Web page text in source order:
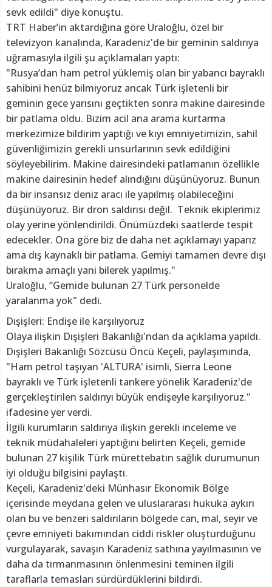
sevk edildi" diye konuştu.
TRT Haber’in aktardığına göre Uraloğlu, özel bir
televizyon kanalında, Karadeniz'de bir geminin saldırıya
uğramasıyla ilgili şu açıklamaları yaptı:
"Rusya’dan ham petrol yüklemiş olan bir yabancı bayraklı
sahibini henüz bilmiyoruz ancak Türk işletenli bir
geminin gece yarısını geçtikten sonra makine dairesinde
bir patlama oldu. Bizim acil ana arama kurtarma
merkezimize bildirim yaptığı ve kıyı emniyetimizin, sahil
güvenliğimizin gerekli unsurlarının sevk edildiğini
söyleyebilirim. Makine dairesindeki patlamanın özellikle
makine dairesinin hedef alındığını düşünüyoruz. Bunun
da bir insansız deniz aracı ile yapılmış olabileceğini
düşünüyoruz. Bir dron saldırısı değil. Teknik ekiplerimiz
olay yerine yönlendirildi. Önümüzdeki saatlerde tespit
edecekler. Ona göre biz de daha net açıklamayı yaparız
ama dış kaynaklı bir patlama. Gemiyi tamamen devre dışı
bırakma amaçlı yani bilerek yapılmış."
Uraloğlu, “Gemide bulunan 27 Türk personelde
yaralanma yok" dedi.
Dışişleri: Endişe ile karşılıyoruz
Olaya ilişkin Dışişleri Bakanlığı'ndan da açıklama yapıldı.
Dışişleri Bakanlığı Sözcüsü Öncü Keçeli, paylaşımında,
"Ham petrol taşıyan 'ALTURA' isimli, Sierra Leone
bayraklı ve Türk işletenli tankere yönelik Karadeniz'de
gerçekleştirilen saldırıyı büyük endişeyle karşılıyoruz."
ifadesine yer verdi.
İlgili kurumların saldırıya ilişkin gerekli inceleme ve
teknik müdahaleleri yaptığını belirten Keçeli, gemide
bulunan 27 kişilik Türk mürettebatın sağlık durumunun
iyi olduğu bilgisini paylaştı.
Keçeli, Karadeniz'deki Münhasır Ekonomik Bölge
içerisinde meydana gelen ve uluslararası hukuka aykırı
olan bu ve benzeri saldırıların bölgede can, mal, seyir ve
çevre emniyeti bakımından ciddi riskler oluşturduğunu
vurgulayarak, savaşın Karadeniz sathına yayılmasının ve
daha da tırmanmasının önlenmesini teminen ilgili
taraflarla temasları sürdürdüklerini bildirdi.